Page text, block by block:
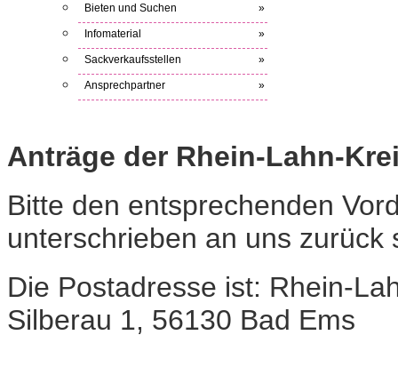
Bieten und Suchen »
Infomaterial »
Sackverkaufsstellen »
Ansprechpartner »
Anträge der Rhein-Lahn-
Bitte den entsprechenden
unterschrieben an uns zurück
Die Postadresse ist: Rhein-
Silberau 1, 56130 Bad Ems